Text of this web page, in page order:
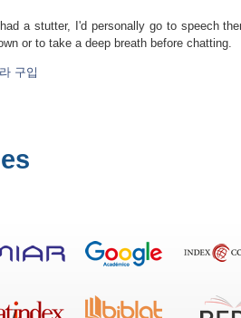
a stutter, I'd personally go to speech
or to take a deep breath before chatting.
구입